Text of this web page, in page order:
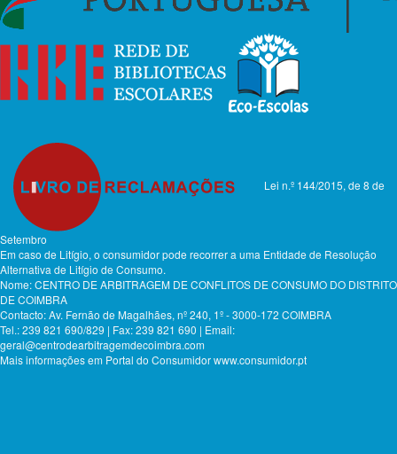
Lei n.º 144/2015, de 8 de
Setembro
Em caso de Litígio, o consumidor pode recorrer a uma Entidade de Resolução
Alternativa de Litígio de Consumo.
Nome: CENTRO DE ARBITRAGEM DE CONFLITOS DE CONSUMO DO DISTRITO
DE COIMBRA
Contacto: Av. Fernão de Magalhães, nº 240, 1º - 3000-172 COIMBRA
Tel.: 239 821 690/829 | Fax: 239 821 690 | Email:
geral@centrodearbitragemdecoimbra.com
Mais informações em Portal do Consumidor www.consumidor.pt